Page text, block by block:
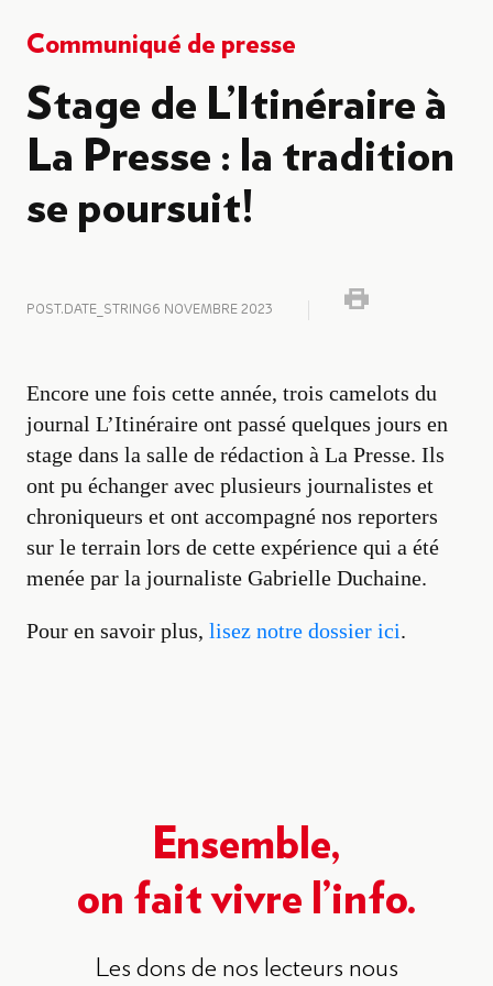
Communiqué de presse
Stage de L’Itinéraire à
La Presse : la tradition
se poursuit!
POST.DATE_STRING6 NOVEMBRE 2023
Encore une fois cette année, trois camelots du
journal L’Itinéraire ont passé quelques jours en
stage dans la salle de rédaction à La Presse. Ils
ont pu échanger avec plusieurs journalistes et
chroniqueurs et ont accompagné nos reporters
sur le terrain lors de cette expérience qui a été
menée par la journaliste Gabrielle Duchaine.
Pour en savoir plus, lisez notre dossier ici.
Ensemble,
on fait vivre l’info.
Les dons de nos lecteurs nous